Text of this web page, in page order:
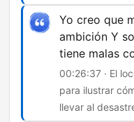
Yo creo que
ambición Y
tiene malas
00:26:37 · El
para ilustrar
llevar al